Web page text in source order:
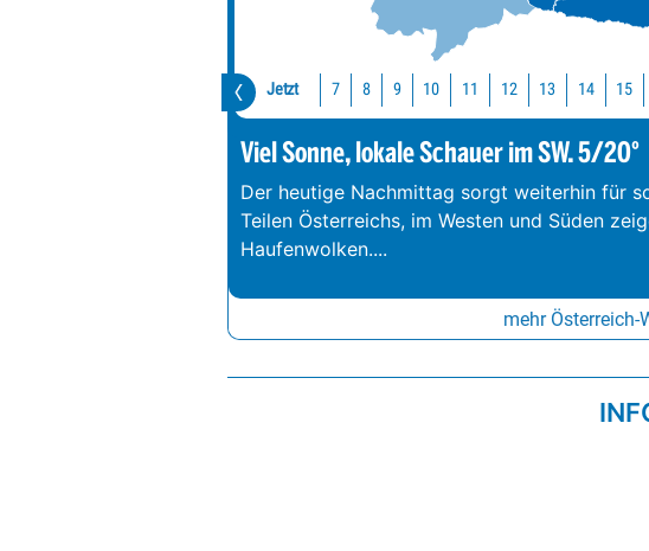
Jetzt 7 8 9 10 11 12 13 14 15
Viel Sonne, lokale Schauer im SW. 5/20°
Der heutige Nachmittag sorgt weiterhin für
Teilen Österreichs, im Westen und Süden
Haufenwolken....
mehr Österreich-